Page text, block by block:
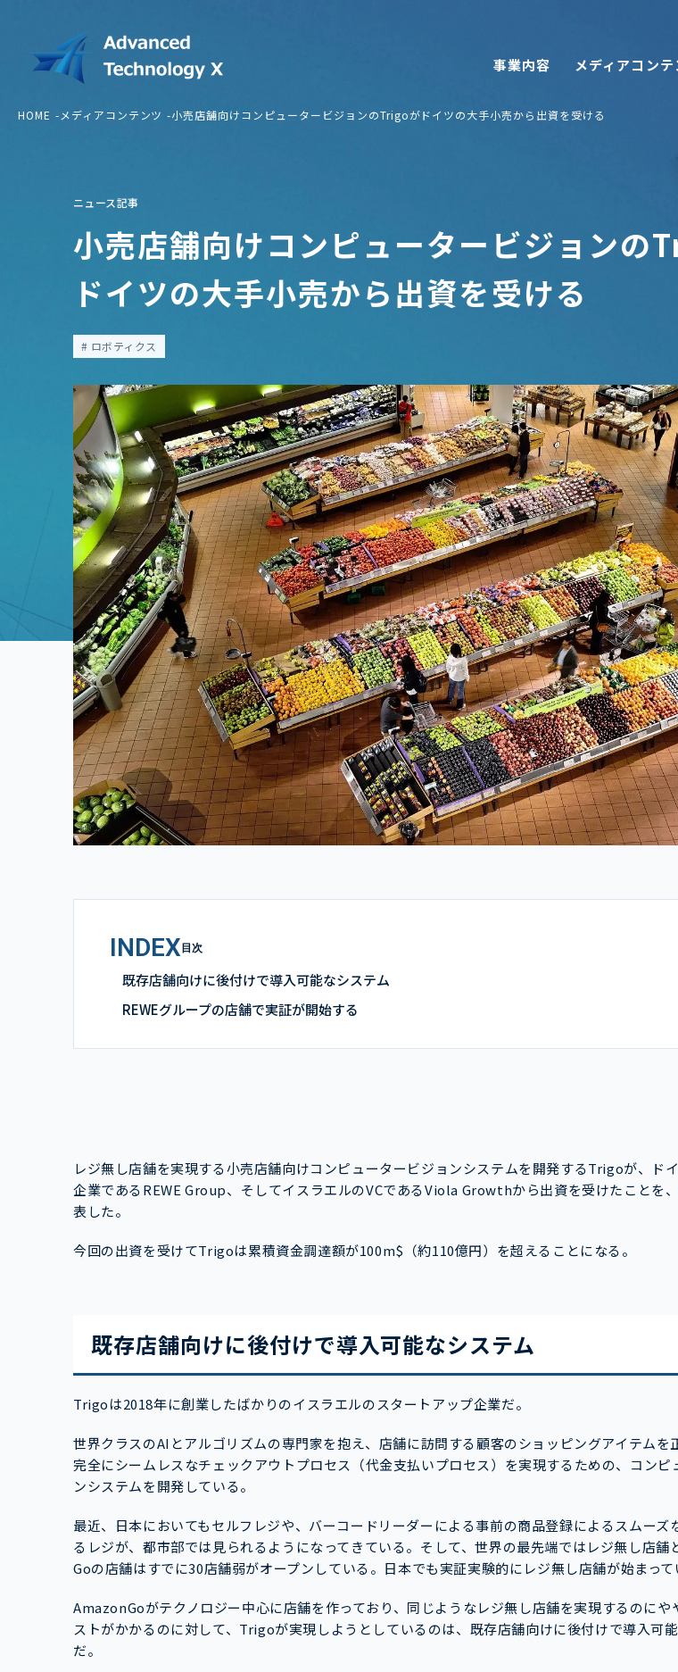
事業内容 メディアコンテ
HOME メディアコンテンツ 小売店舗向けコンピュータービジョンのTrigoがドイツの大手小売から出資を受ける
ニュース記事
小売店舗向けコンピュータービジョンの
ドイツの大手小売から出資を受ける
ロボティクス
INDEX目次
既存店舗向けに後付けで導入可能なシステム
REWEグループの店舗で実証が開始する
レジ無し店舗を実現する小売店舗向けコンピュータービジョンシステムを開発するTrigoが、ド
企業であるREWE Group、そしてイスラエルのVCであるViola Growthから出資を受けたことを
表した。
今回の出資を受けてTrigoは累積資金調達額が100m$（約110億円）を超えることになる。
既存店舗向けに後付けで導入可能なシステム
Trigoは2018年に創業したばかりのイスラエルのスタートアップ企業だ。
世界クラスのAIとアルゴリズムの専門家を抱え、店舗に訪問する顧客のショッピングアイテムを
完全にシームレスなチェックアウトプロセス（代金支払いプロセス）を実現するための、コンピ
ンシステムを開発している。
最近、日本においてもセルフレジや、バーコードリーダーによる事前の商品登録によるスムーズ
るレジが、都市部では見られるようになってきている。そして、世界の最先端ではレジ無し店舗
Goの店舗はすでに30店舗弱がオープンしている。日本でも実証実験的にレジ無し店舗が始まって
AmazonGoがテクノロジー中心に店舗を作っており、同じようなレジ無し店舗を実現するのにや
ストがかかるのに対して、Trigoが実現しようとしているのは、既存店舗向けに後付けで導入可
だ。